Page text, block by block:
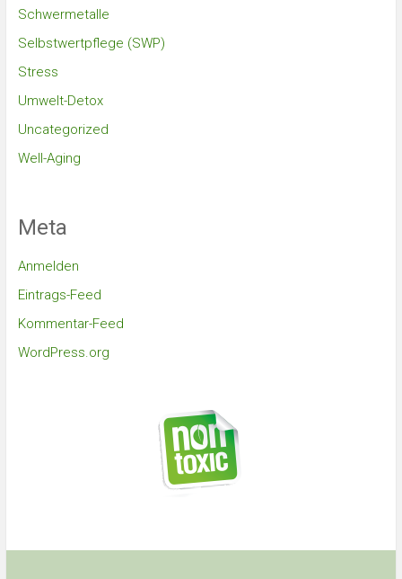
Schwermetalle
Selbstwertpflege (SWP)
Stress
Umwelt-Detox
Uncategorized
Well-Aging
Meta
Anmelden
Eintrags-Feed
Kommentar-Feed
WordPress.org